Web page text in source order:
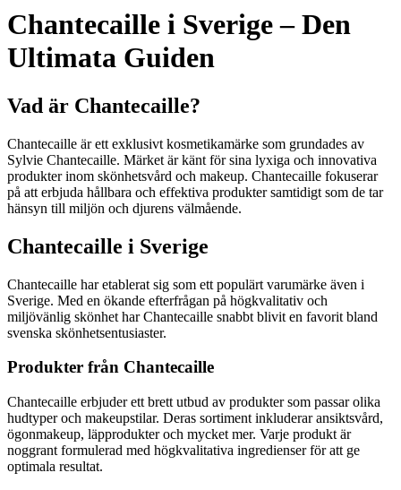
Chantecaille i Sverige – Den
Ultimata Guiden
Vad är Chantecaille?
Chantecaille är ett exklusivt kosmetikamärke som grundades av
Sylvie Chantecaille. Märket är känt för sina lyxiga och innovativa
produkter inom skönhetsvård och makeup. Chantecaille fokuserar
på att erbjuda hållbara och effektiva produkter samtidigt som de tar
hänsyn till miljön och djurens välmående.
Chantecaille i Sverige
Chantecaille har etablerat sig som ett populärt varumärke även i
Sverige. Med en ökande efterfrågan på högkvalitativ och
miljövänlig skönhet har Chantecaille snabbt blivit en favorit bland
svenska skönhetsentusiaster.
Produkter från Chantecaille
Chantecaille erbjuder ett brett utbud av produkter som passar olika
hudtyper och makeupstilar. Deras sortiment inkluderar ansiktsvård,
ögonmakeup, läpprodukter och mycket mer. Varje produkt är
noggrant formulerad med högkvalitativa ingredienser för att ge
optimala resultat.